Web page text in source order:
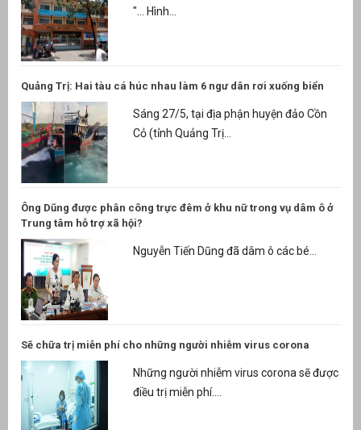
"... Hình...
Quảng Trị: Hai tàu cá húc nhau làm 6 ngư dân rơi xuống biển
Sáng 27/5, tại địa phận huyện đảo Cồn
Cỏ (tỉnh Quảng Trị...
Ông Dũng được phân công trực đêm ở khu nữ trong vụ dâm ô ở
Trung tâm hỗ trợ xã hội?
Nguyễn Tiến Dũng đã dâm ô các bé...
Sẽ chữa trị miễn phí cho những người nhiễm virus corona
Những người nhiễm virus corona sẽ được
điều trị miễn phí....